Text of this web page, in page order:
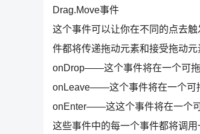
Drag.Move事件
这个事件可以让你在不同的点去
件都将传递拖动元素和接受拖动
onDrop——这个事件将在一个可拖
onLeave——这个事件将在一个可
onEnter——这这个事件将在一个
这些事件中的每一个事件都将调